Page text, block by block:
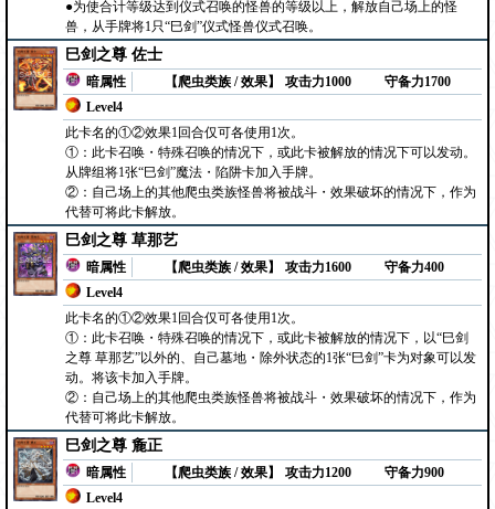
●为使合计等级达到仪式召唤的怪兽的等级以上，解放自己场上的怪
兽，从手牌将1只“巳剑”仪式怪兽仪式召唤。
巳剑之尊 佐士
暗属性
【爬虫类族 / 效果】
Level4
攻击力1000 守备力1700
此卡名的①②效果1回合仅可各使用1次。
①：此卡召唤・特殊召唤的情况下，或此卡被解放的情况下可以发动。
从牌组将1张“巳剑”魔法・陷阱卡加入手牌。
②：自己场上的其他爬虫类族怪兽将被战斗・效果破坏的情况下，作为
代替可将此卡解放。
巳剑之尊 草那艺
暗属性
【爬虫类族 / 效果】
Level4
攻击力1600 守备力400
此卡名的①②效果1回合仅可各使用1次。
①：此卡召唤・特殊召唤的情况下，或此卡被解放的情况下，以“巳剑
之尊 草那艺”以外的、自己墓地・除外状态的1张“巳剑”卡为对象可以发
动。将该卡加入手牌。
②：自己场上的其他爬虫类族怪兽将被战斗・效果破坏的情况下，作为
代替可将此卡解放。
巳剑之尊 麁正
暗属性
【爬虫类族 / 效果】
Level4
攻击力1200 守备力900